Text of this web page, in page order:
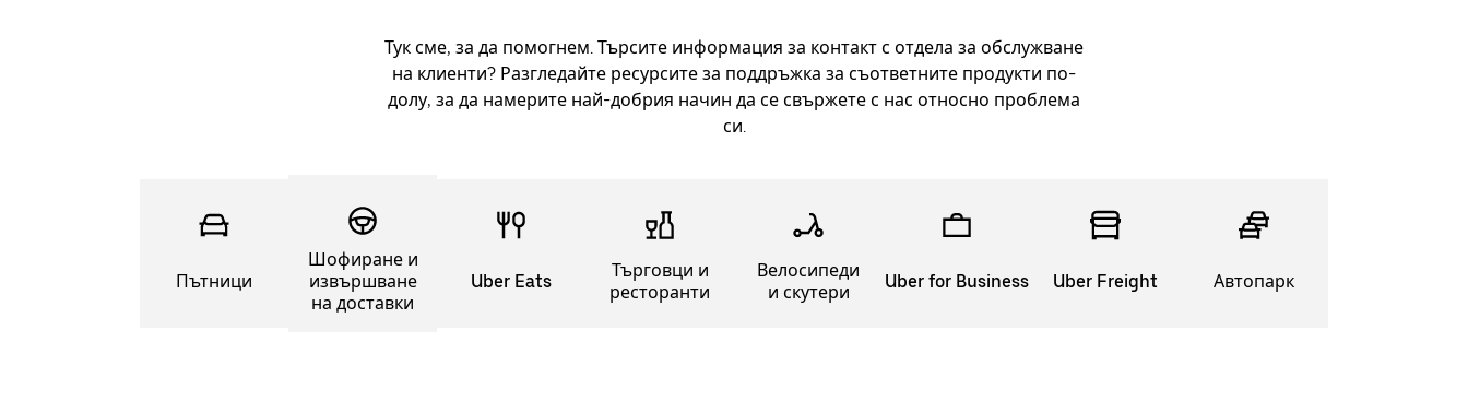
Тук сме, за да помогнем. Търсите информация за контакт с отдела за обслужване
на клиенти? Разгледайте ресурсите за поддръжка за съответните продукти по-
долу, за да намерите най-добрия начин да се свържете с нас относно проблема
си.
Пътници
Шофиране и
извършване
на доставки
Uber Eats
Търговци и
ресторанти
Велосипеди
и скутери
Uber for Business Uber Freight Автопарк